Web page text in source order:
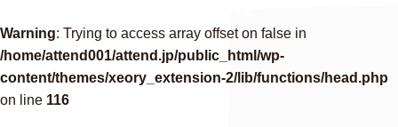
Warning: Trying to access array offset on false in
/home/attend001/attend.jp/public_html/wp-
content/themes/xeory_extension-2/lib/functions/head.php
on line 116